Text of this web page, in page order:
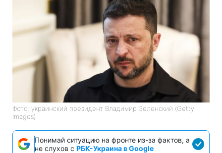
Фото: украинский президент Владимир Зеленский (Getty
Images)
Понимай ситуацию на фронте из-за фактов, а
не слухов с РБК-Украина в Google